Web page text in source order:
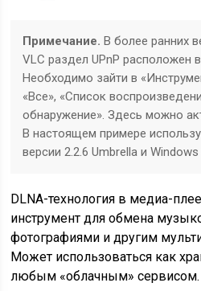
Примечание. В более ранних
VLC раздел UPnP расположен
Необходимо зайти в
«Все», «Список
обнаружение». Здесь можно
В настоящем примере
версии 2.2.6 Umbrella и Windows
DLNA-технология в медиа-
инструмент для обмена
фотографиями и другим
Может использоваться как
любым «облачным» сервисом.